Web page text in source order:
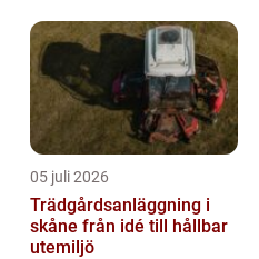
05 juli 2026
Trädgårdsanläggning i
skåne från idé till hållbar
utemiljö